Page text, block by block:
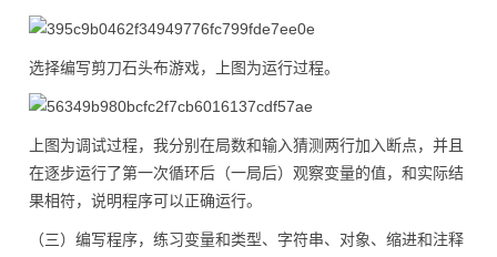
选择编写剪刀石头布游戏，上图为运行过程。
上图为调试过程，我分别在局数和输入猜测两行加入断点，并且
在逐步运行了第一次循环后（一局后）观察变量的值，和实际结
果相符，说明程序可以正确运行。
（三）编写程序，练习变量和类型、字符串、对象、缩进和注释